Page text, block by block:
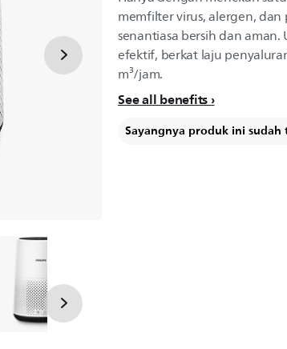
memfilter virus, alergen,
senantiasa bersih dan
efektif, berkat laju
m³/jam.
See all benefits
Sayangnya produk ini sudah